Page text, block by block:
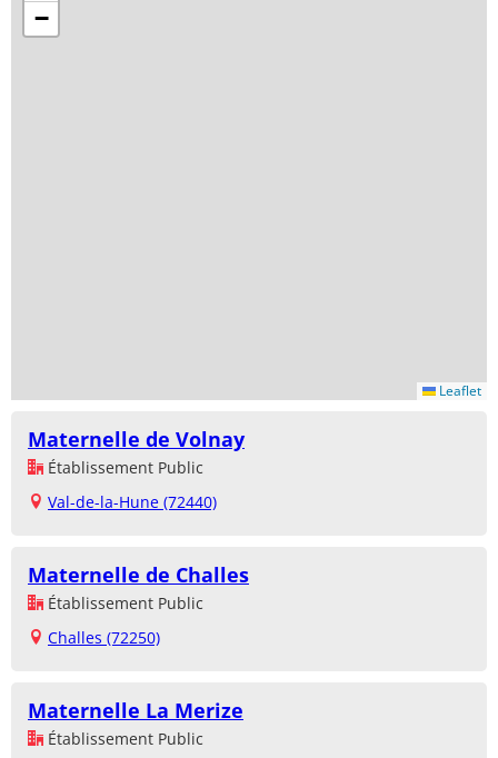
−
Leaflet
Maternelle de Volnay
Établissement Public
Val-de-la-Hune (72440)
Maternelle de Challes
Établissement Public
Challes (72250)
Maternelle La Merize
Établissement Public